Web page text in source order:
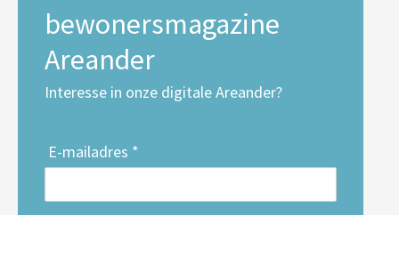
bewonersmagazine
Areander
Interesse in onze digitale Areander?
E-mailadres *
Voornaam